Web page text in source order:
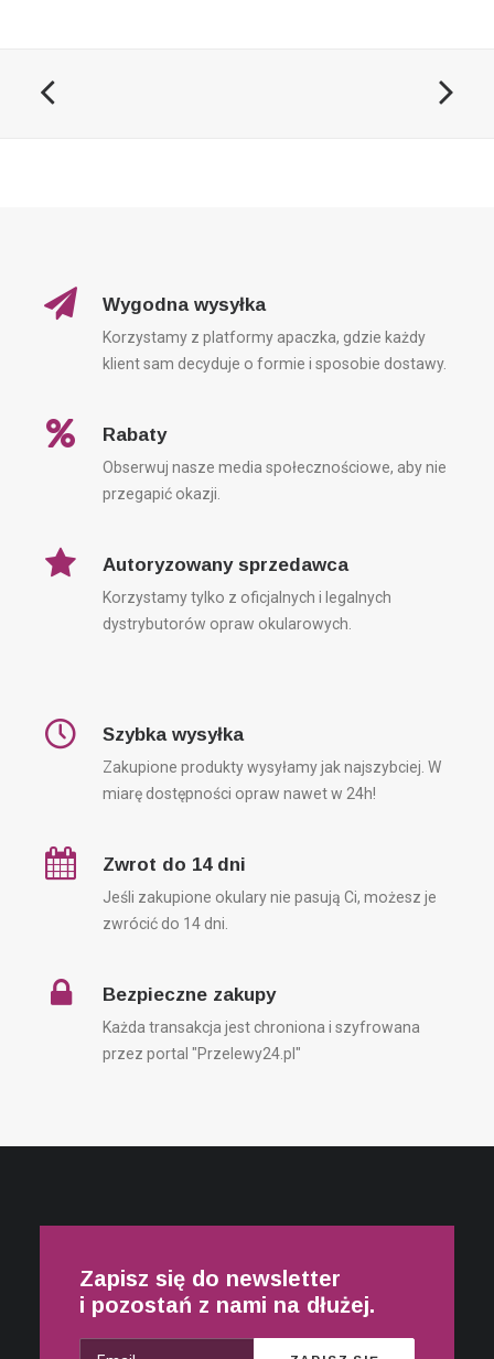
Wygodna wysyłka
Korzystamy z platformy apaczka, gdzie każdy
klient sam decyduje o formie i sposobie dostawy.
Rabaty
Obserwuj nasze media społecznościowe, aby nie
przegapić okazji.
Autoryzowany sprzedawca
Korzystamy tylko z oficjalnych i legalnych
dystrybutorów opraw okularowych.
Szybka wysyłka
Zakupione produkty wysyłamy jak najszybciej. W
miarę dostępności opraw nawet w 24h!
Zwrot do 14 dni
Jeśli zakupione okulary nie pasują Ci, możesz je
zwrócić do 14 dni.
Bezpieczne zakupy
Każda transakcja jest chroniona i szyfrowana
przez portal "Przelewy24.pl"
Zapisz się do newsletter
i pozostań z nami na dłużej.